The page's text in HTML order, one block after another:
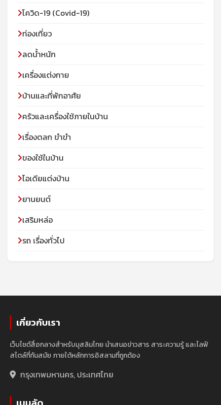
โควิด-19 (Covid-19)
ท่องเที่ยว
ลดน้ำหนัก
เครื่องแต่งกาย
บ้านและที่พักอาศัย
ครัวและเครื่องใช้ภายในบ้าน
เรื่องตลก ขำขำ
ของใช้ในบ้าน
ไอเดียแต่งบ้าน
ยานยนต์
เสริมหล่อ
รถ เรื่องทั่วไป
เกี่ยวกับเรา
เว็บไซต์สื่อกลางสำหรับมุสลิมไทย นำเสนอข่าวสาร สาระความรู้ และไลฟ์
สไตล์ที่ทันสมัย ภายใต้หลักการอิสลามที่ถูกต้อง
กรุงเทพมหานคร, ประเทศไทย